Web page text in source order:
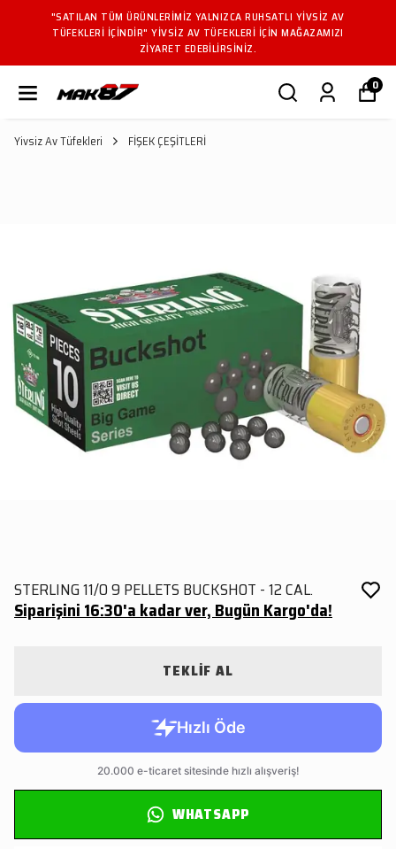
"SATILAN TÜM ÜRÜNLERIMIZ YALNIZCA RUHSATLI YIVSIZ AV
TÜFEKLERI IÇINDIR" YIVSIZ AV TÜFEKLERI IÇIN MAĞAZAMIZI
ZIYARET EDEBILIRSINIZ.
0
Yivsiz Av Tüfekleri FİŞEK ÇEŞİTLERİ
STERLING 11/0 9 PELLETS BUCKSHOT - 12 CAL.
Siparişini 16:30'a kadar ver, Bugün Kargo'da!
TEKLİF AL
WHATSAPP